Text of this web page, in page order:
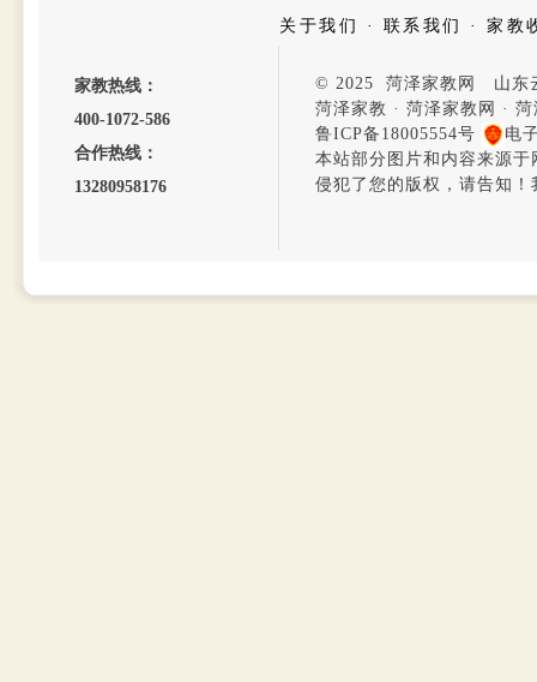
关于我们 · 联系我们 ·家教
家教热线：
400-1072-586
合作热线：
13280958176
© 2025 菏泽家教网 山东
菏泽家教 · 菏泽家教网 · 菏
鲁ICP备18005554号
电
本站部分图片和内容来源
侵犯了您的版权，请告知！